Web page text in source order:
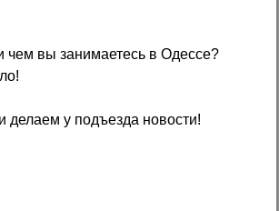
чем вы занимаетесь в Одессе?
делаем у подъезда новости!